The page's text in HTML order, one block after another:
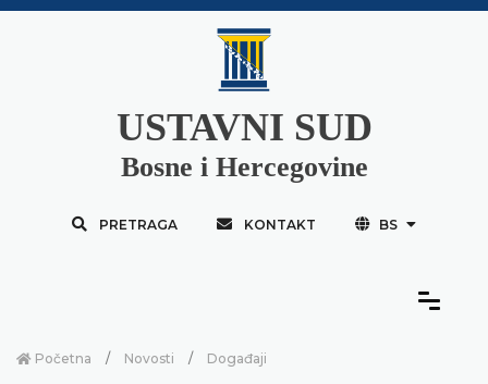
USTAVNI SUD
Bosne i Hercegovine
PRETRAGA KONTAKT BS
Početna Novosti Događaji